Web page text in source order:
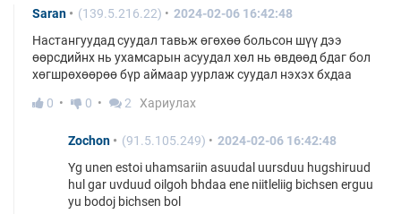
Saran (139.5.216.22)
2024-02-06 16:42:48
Настангуудад суудал тавьж өгөхөө больсон шүү дээ
өөрсдийнх нь ухамсарын асуудал хөл нь өвдөөд бдаг бол
хөгшрөхөөрөө бүр аймаар уурлаж суудал нэхэх бхдаа
0
0 2 Хариулах
Zochon (91.5.105.249)
2024-02-06 16:42:48
Yg unen estoi uhamsariin asuudal uursduu hugshiruud
hul gar uvduud oilgoh bhdaa ene niitleliig bichsen erguu
yu bodoj bichsen bol